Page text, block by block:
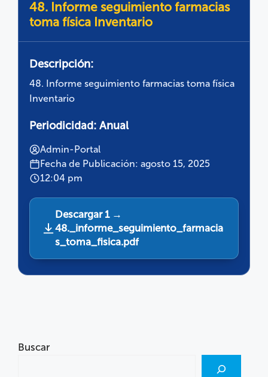
48. Informe seguimiento farmacias
toma física Inventario
Descripción:
48. Informe seguimiento farmacias toma física
Inventario
Periodicidad: Anual
Admin-Portal
Fecha de Publicación: agosto 15, 2025
12:04 pm
Descargar 1 →
48._informe_seguimiento_farmacia
s_toma_fisica.pdf
Buscar